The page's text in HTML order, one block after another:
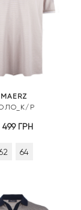
MAERZ
Р
499 ГРН
64